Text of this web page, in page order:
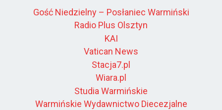
Gość Niedzielny – Posłaniec Warmiński
Radio Plus Olsztyn
KAI
Vatican News
Stacja7.pl
Wiara.pl
Studia Warmińskie
Warmińskie Wydawnictwo Diecezjalne